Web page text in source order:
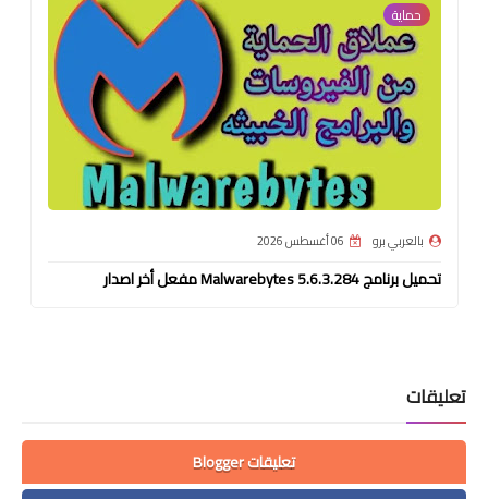
حماية
بالعربي برو 06 أغسطس 2026
تحميل برنامج Malwarebytes 5.6.3.284 مفعل أخر اصدار
تعليقات
تعليقات Blogger